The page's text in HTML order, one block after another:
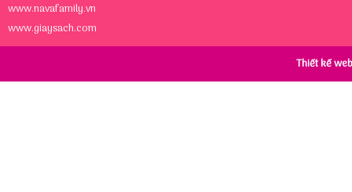
www.navafamily.vn
www.giaysach.com
Thiết kế